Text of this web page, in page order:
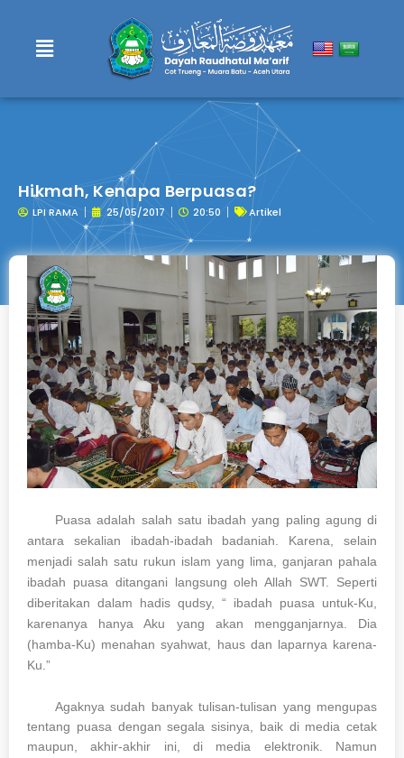
konten
Hikmah, Kenapa Berpuasa?
LPI RAMA 25/05/2017 20:50 Artikel
Puasa adalah salah satu ibadah yang paling agung di
antara sekalian ibadah-ibadah badaniah. Karena, selain
menjadi salah satu rukun islam yang lima, ganjaran pahala
ibadah puasa ditangani langsung oleh Allah SWT. Seperti
diberitakan dalam hadis qudsy, “ ibadah puasa untuk-Ku,
karenanya hanya Aku yang akan mengganjarnya. Dia
(hamba-Ku) menahan syahwat, haus dan laparnya karena-
Ku.”
Agaknya sudah banyak tulisan-tulisan yang mengupas
tentang puasa dengan segala sisinya, baik di media cetak
maupun, akhir-akhir ini, di media elektronik. Namun